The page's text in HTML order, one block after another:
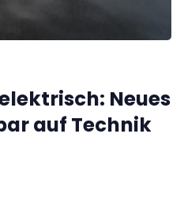
Neues
auf Technik